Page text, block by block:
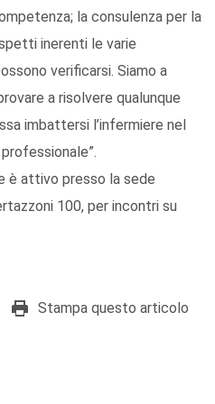
la consulenza per la
inerenti le varie
verificarsi. Siamo a
a risolvere qualunque
imbattersi l’infermiere nel
è attivo presso la sede
100, per incontri su
Stampa questo articolo